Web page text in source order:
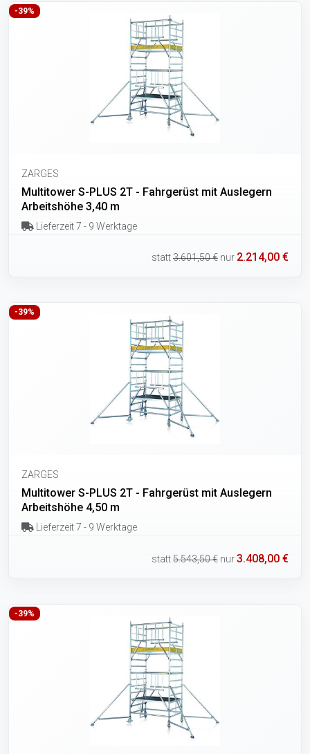
-39%
ZARGES
Multitower S-PLUS 2T - Fahrgerüst mit Auslegern
Arbeitshöhe 3,40 m
Lieferzeit 7 - 9 Werktage
statt3.601,50 € nur 2.214,00 €
-39%
ZARGES
Multitower S-PLUS 2T - Fahrgerüst mit Auslegern
Arbeitshöhe 4,50 m
Lieferzeit 7 - 9 Werktage
statt5.543,50 € nur3.408,00 €
-39%